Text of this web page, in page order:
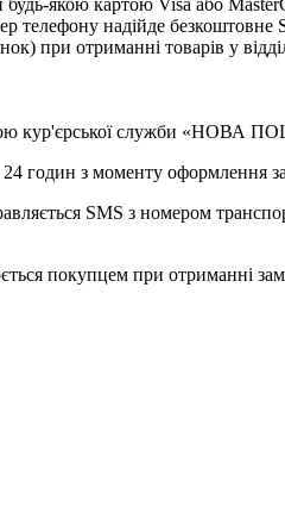
якою картою Visa або
телефону надійде безкоштовне
при отриманні товарів у
кур'єрської служби «НОВА
годин з моменту оформлення
SMS з номером
покупцем при отриманні